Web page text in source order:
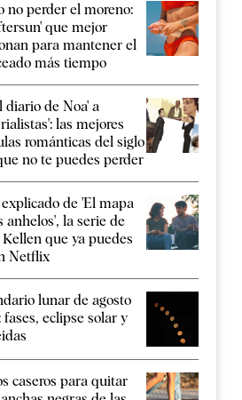
no perder el moreno:
que mejor
para mantener el
más tiempo
diario de Noa' a
las mejores
románticas del siglo
no te puedes perder
de 'El mapa
anhelos', la serie de
que ya puedes
Netflix
lunar de agosto
fases, eclipse solar y
caseros para quitar